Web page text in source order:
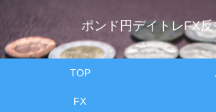
ポンド円デイトレFX反
TOP
FX